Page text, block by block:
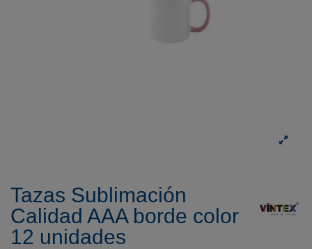
Tazas Sublimación
Calidad AAA borde color
12 unidades